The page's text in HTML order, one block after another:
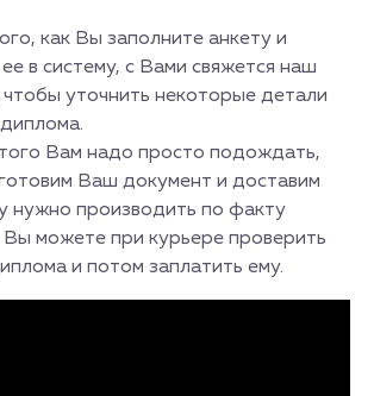
как Вы заполните анкету и
в систему, с Вами свяжется наш
уточнить некоторые детали
Вам надо просто подождать,
Ваш документ и доставим
нужно производить по факту
Вы можете при курьере проверить
и потом заплатить ему.